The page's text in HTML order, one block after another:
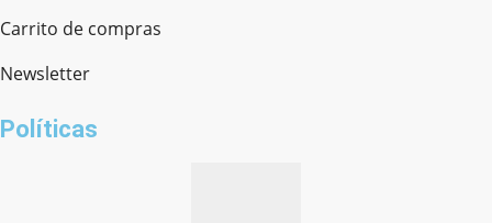
Carrito de compras
Newsletter
Políticas
Chat en línea · Respondemos rápido